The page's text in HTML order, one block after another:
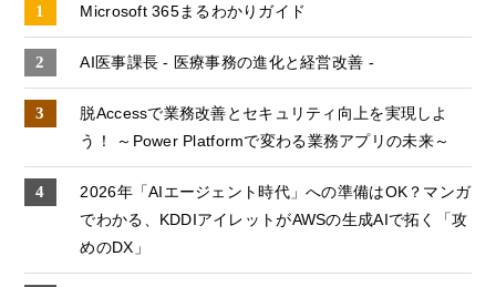
Microsoft 365まるわかりガイド
AI医事課長 - 医療事務の進化と経営改善 -
脱Accessで業務改善とセキュリティ向上を実現しよ
う！ ～Power Platformで変わる業務アプリの未来～
2026年「AIエージェント時代」への準備はOK？マンガ
でわかる、KDDIアイレットがAWSの生成AIで拓く「攻
めのDX」